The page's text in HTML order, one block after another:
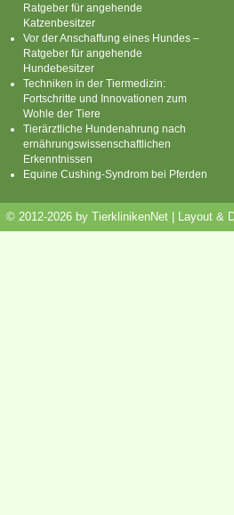
Ratgeber für angehende
Katzenbesitzer
Vor der Anschaffung eines Hundes –
Ratgeber für angehende
Hundebesitzer
Techniken in der Tiermedizin:
Fortschritte und Innovationen zum
Wohle der Tiere
Tierärztliche Hundenahrung nach
ernährungswissenschaftlichen
Erkenntnissen
Equine Cushing-Syndrom bei Pferden
© 2012-2026 by TierklinikenNet | Layout &